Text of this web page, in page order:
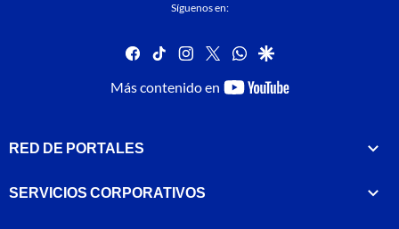
Síguenos en:
facebook
tiktok instagram
twitterwhatsapp
google
Más contenido en
youtube-
RED DE PORTALES
SERVICIOS CORPORATIVOS